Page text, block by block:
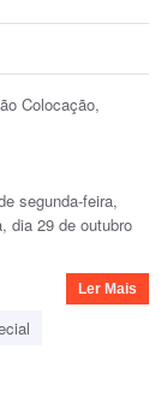
Colocação,
segunda-feira,
dia 29 de outubro
Ler Mais